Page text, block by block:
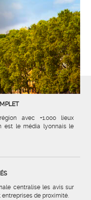
avec +1.000 lieux
est le média lyonnais le
centralise les avis sur
de proximité.